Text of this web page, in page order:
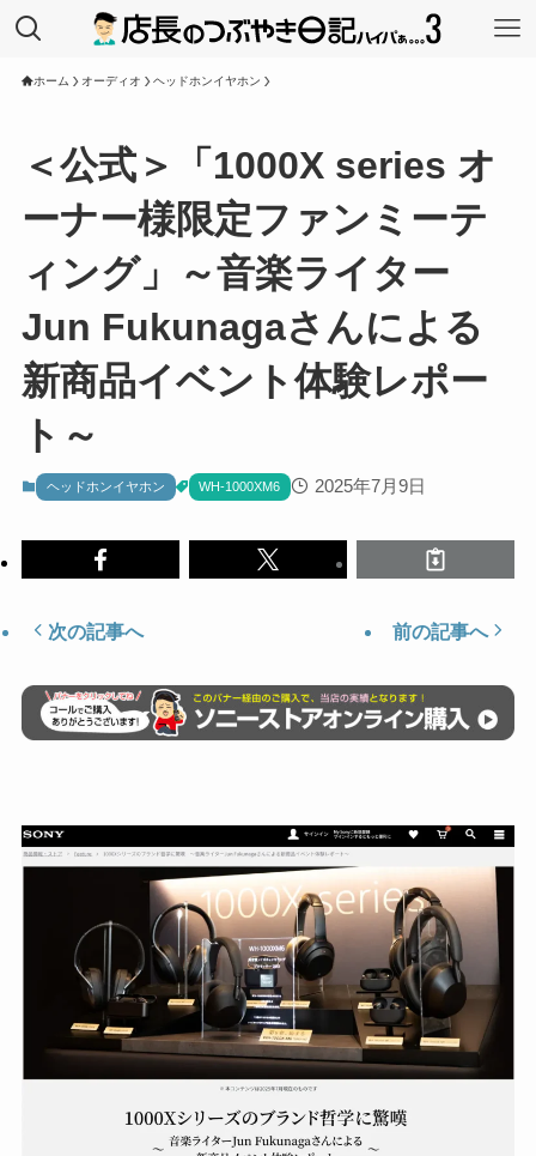
ホーム オーディオ ヘッドホンイヤホン
＜公式＞「1000X series オ
ーナー様限定ファンミーテ
ィング」～音楽ライター
Jun Fukunagaさんによる
新商品イベント体験レポー
ト～
ヘッドホンイヤホン WH-1000XM6 2025年7月9日
次の記事へ 前の記事へ